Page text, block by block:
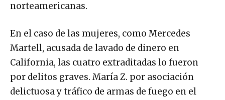
norteamericanas.
En el caso de las mujeres, como Mercedes
Martell, acusada de lavado de dinero en
California, las cuatro extraditadas lo fueron
por delitos graves. María Z. por asociación
delictuosa y tráfico de armas de fuego en el